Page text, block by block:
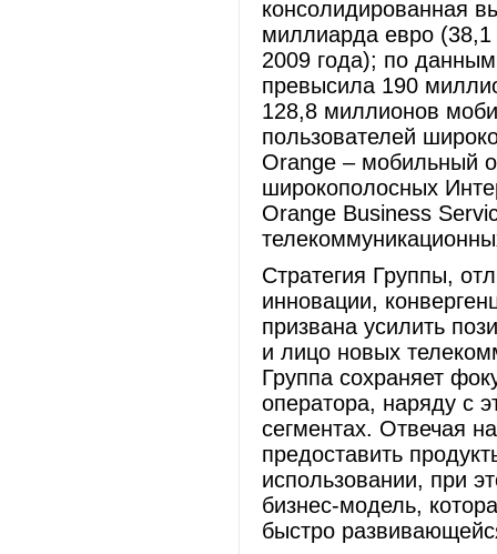
консолидированная
миллиарда евро
2009 года); по
превысила 190
128,8 миллионов
пользователей
Orange – мобильный
широкополосных
Orange Business
Стратегия Группы,
инновации,
призвана усилить
и лицо новых
Группа сохраняет
оператора, наряду с
сегментах. Отвечая
предоставить
использовании, при
бизнес-модель,
быстро